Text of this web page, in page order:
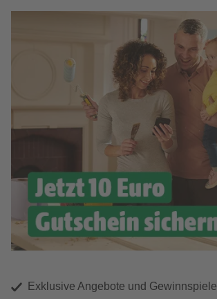
Exklusive Angebote und Gewinnspiele